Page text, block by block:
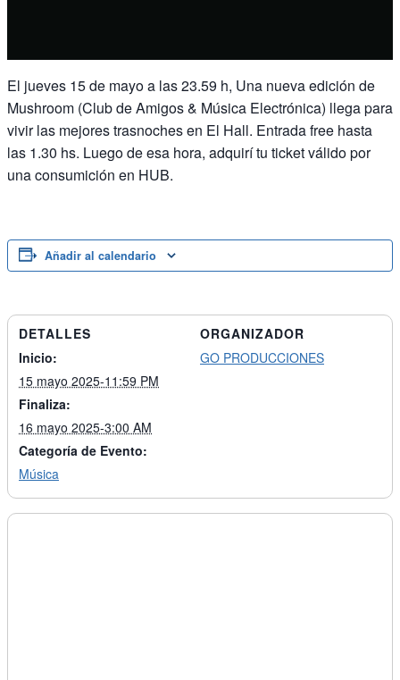
El jueves 15 de mayo a las 23.59 h, Una nueva edición de
Mushroom (Club de Amigos & Música Electrónica) llega para
vivir las mejores trasnoches en El Hall. Entrada free hasta
las 1.30 hs. Luego de esa hora, adquirí tu ticket válido por
una consumición en HUB.
Añadir al calendario
DETALLES
Inicio:
15 mayo 2025-11:59 PM
Finaliza:
16 mayo 2025-3:00 AM
Categoría de Evento:
Música
ORGANIZADOR
GO PRODUCCIONES